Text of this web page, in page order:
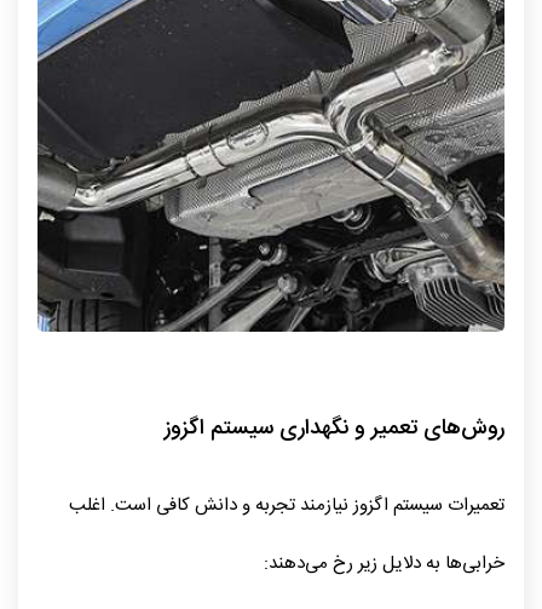
روش‌های تعمیر و نگهداری سیستم اگزوز
تعمیرات سیستم اگزوز نیازمند تجربه و دانش کافی است. اغلب
خرابی‌ها به دلایل زیر رخ می‌دهند: